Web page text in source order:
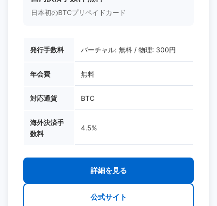
日本初のBTCプリペイドカード
発行手数料 バーチャル: 無料 / 物理: 300円
年会費 無料
対応通貨 BTC
海外決済手
数料
4.5%
詳細を見る
公式サイト